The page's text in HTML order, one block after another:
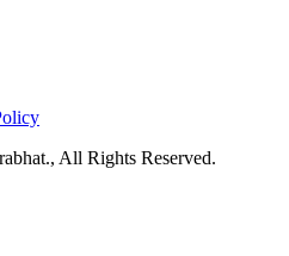
All Rights Reserved.